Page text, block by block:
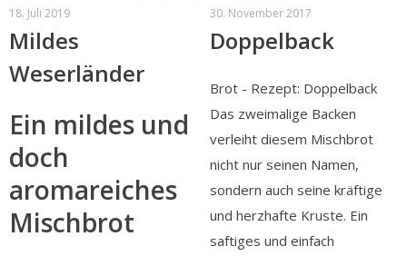
18. Juli 2019
Mildes
Weserländer
Ein mildes und
doch
aromareiches
Mischbrot
30. November 2017
Doppelback
Brot - Rezept: Doppelback
Das zweimalige Backen
verleiht diesem Mischbrot
nicht nur seinen Namen,
sondern auch seine kräftige
und herzhafte Kruste. Ein
saftiges und einfach